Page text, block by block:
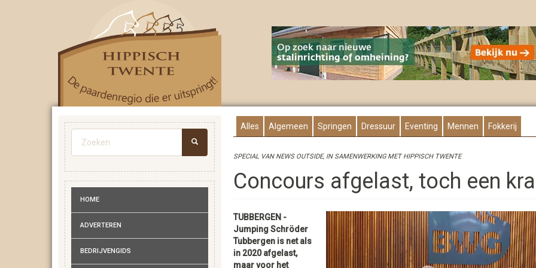
Zoekveld
HOME
ADVERTEREN
BEDRIJVENGIDS
Alles Algemeen Springen Dressuur Eventing Mennen Fokkerij
SPECIAL VAN NEWS OUTSIDE, IN SAMENWERKING MET HIPPISCH TWENTE
Concours afgelast, toch een
TUBBERGEN -
Jumping Schröder
Tubbergen is net als
in 2020 afgelast,
maar voor het